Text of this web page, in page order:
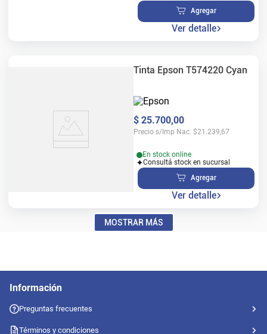
Agregar
Ver detalle
Tinta Epson T574220 Cyan
$ 25.700,00
Precio s/Imp Nac. $21.239,67
En stock online
Consultá stock en sucursal
Agregar
Ver detalle
MOSTRAR MÁS
Información
Preguntas frecuentes
Términos y condiciones